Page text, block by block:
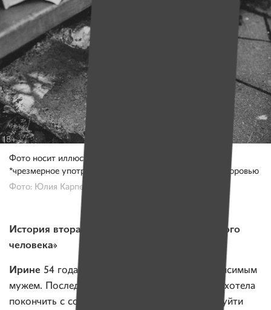
Фото носит иллюстративный характер
*чрезмерное употребление алкоголя вредит вашему здоровью
Фото: Юлия Карпенко для ИМЕН
История вторая. «Я стала жить жизнью другого
человека»
Ирине 54 года. 36 из них она живет с алкозависимым
мужем. Последние три года — счастливо. Она хотела
покончить с собой, «сдаться в психушку» или уйти